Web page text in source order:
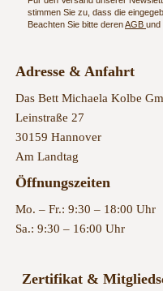
stimmen Sie zu, dass die
Beachten Sie bitte deren AGBund
Adresse & Anfahrt
Das Bett Michaela Kolbe
Leinstraße 27
30159 Hannover
Am Landtag
Öffnungszeiten
Mo. – Fr.: 9:30 – 18:00 Uhr
Sa.: 9:30 – 16:00 Uhr
Zertifikat &